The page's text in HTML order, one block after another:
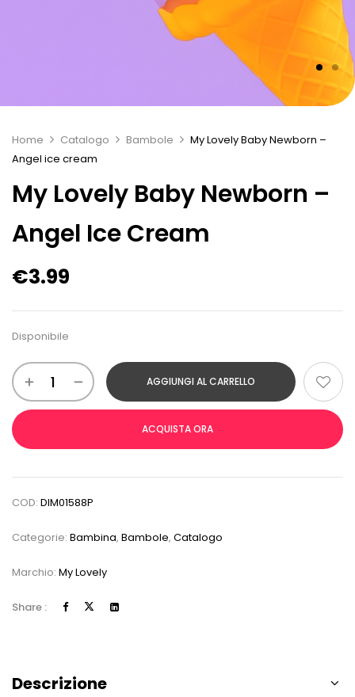
Home Catalogo Bambole
My Lovely Baby Newborn –
Angel ice cream
My Lovely Baby Newborn –
Angel Ice Cream
€3.99
Disponibile
AGGIUNGI AL CARRELLO
ACQUISTA ORA
COD: DIM01588P
Categorie: Bambina, Bambole, Catalogo
Marchio: My Lovely
Share :
Descrizione